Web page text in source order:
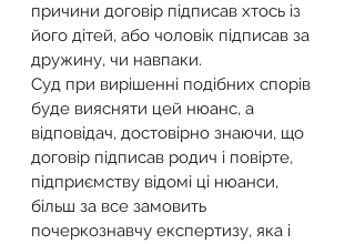
причини договір підписав хтось із
його дітей, або чоловік підписав за
дружину, чи навпаки.
Суд при вирішенні подібних спорів
буде виясняти цей нюанс, а
відповідач, достовірно знаючи, що
договір підписав родич і повірте,
підприємству відомі ці нюанси,
більш за все замовить
почеркознавчу експертизу, яка і